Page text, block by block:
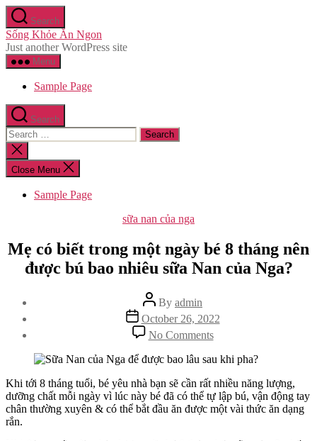
Skip
to
the
content
Search
Sống Khỏe Ăn Ngon
Just another WordPress site
Menu
Sample Page
Search
Search
for:
Close
search
Close Menu
Sample Page
Categories
sữa nan của nga
Mẹ có biết trong một ngày bé 8 tháng nên
được bú bao nhiêu sữa Nan của Nga?
Post
author
By admin
Post
date
October 26, 2022
No Commentson
Mẹ
có
trong
một
ngày
Khi tới 8 tháng tuổi, bé yêu nhà bạn sẽ cần rất nhiều năng lượng,
dưỡng chất mỗi ngày vì lúc này bé đã có thể tự lập bú, vận động tay
chân thường xuyên & có thể bắt đầu ăn được một vài thức ăn dạng
rắn.